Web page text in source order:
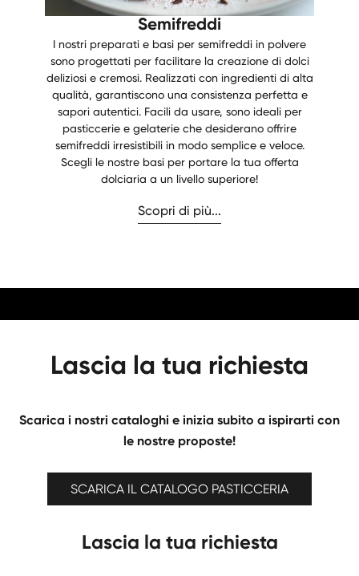
Semifreddi
I nostri preparati e basi per semifreddi in polvere
sono progettati per facilitare la creazione di dolci
deliziosi e cremosi. Realizzati con ingredienti di alta
qualità, garantiscono una consistenza perfetta e
sapori autentici. Facili da usare, sono ideali per
pasticcerie e gelaterie che desiderano offrire
semifreddi irresistibili in modo semplice e veloce.
Scegli le nostre basi per portare la tua offerta
dolciaria a un livello superiore!
Scopri di più...
Lascia la tua richiesta
Scarica i nostri cataloghi e inizia subito a ispirarti con
le nostre proposte!
SCARICA IL CATALOGO PASTICCERIA
Lascia la tua richiesta